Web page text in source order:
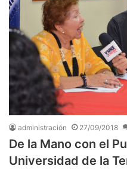
administración 27/09/2018
De la Mano con el
Universidad de la